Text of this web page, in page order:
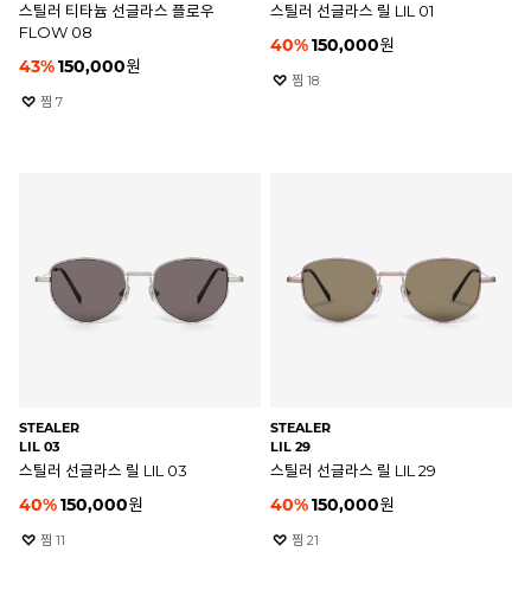
스틸러 티타늄 선글라스 플로우
FLOW 08
43%150,000원
찜 7
스틸러 선글라스 릴 LIL 01
40%150,000원
찜 18
STEALER
LIL 03
스틸러 선글라스 릴 LIL 03
40%150,000원
찜 11
STEALER
LIL 29
스틸러 선글라스 릴 LIL 29
40%150,000원
찜 21